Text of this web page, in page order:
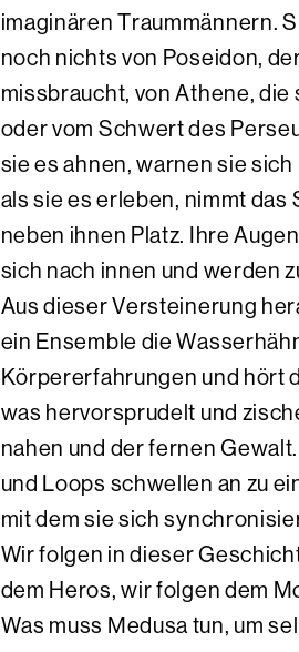
imaginären Traummännern.
noch nichts von Poseidon,
missbraucht, von Athene,
oder vom Schwert des
sie es ahnen, warnen sie sich
als sie es erleben, nimmt das
neben ihnen Platz. Ihre
sich nach innen und werden
Aus dieser Versteinerung
ein Ensemble die
Körpererfahrungen und hört
was hervorsprudelt und
nahen und der fernen
und Loops schwellen an zu
mit dem sie sich
Wir folgen in dieser
dem Heros, wir folgen dem
Was muss Medusa tun, um